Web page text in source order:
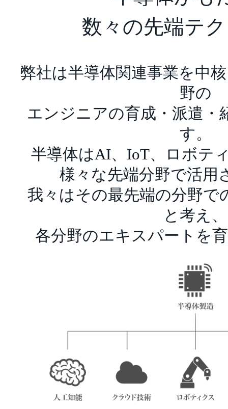
数々の先端テ
弊社は半導体関連事業を中
野の
エンジニアの育成・派遣・
す。
半導体はAI、IoT、ロボテ
様々な先端分野で活用
我々はその最先端の分野で
と考え、
各分野のエキスパートを